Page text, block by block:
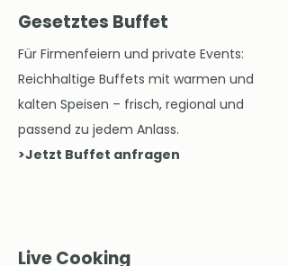
Gesetztes Buffet
Für Firmenfeiern und private Events:
Reichhaltige Buffets mit warmen und
kalten Speisen – frisch, regional und
passend zu jedem Anlass.
>Jetzt Buffet anfragen
Live Cooking